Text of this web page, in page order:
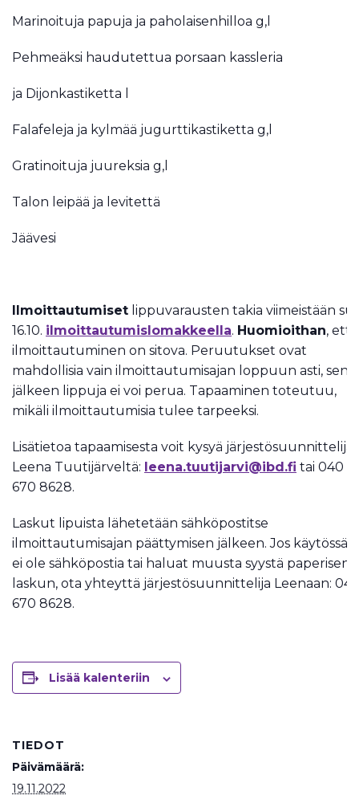
Marinoituja papuja ja paholaisenhilloa g,l
Pehmeäksi haudutettua porsaan kassleria
ja Dijonkastiketta l
Falafeleja ja kylmää jugurttikastiketta g,l
Gratinoituja juureksia g,l
Talon leipää ja levitettä
Jäävesi
Ilmoittautumiset lippuvarausten takia viimeistään su
16.10. ilmoittautumislomakkeella. Huomioithan, että
ilmoittautuminen on sitova. Peruutukset ovat
mahdollisia vain ilmoittautumisajan loppuun asti, sen
jälkeen lippuja ei voi perua. Tapaaminen toteutuu,
mikäli ilmoittautumisia tulee tarpeeksi.
Lisätietoa tapaamisesta voit kysyä järjestösuunnittelija
Leena Tuutijärveltä: leena.tuutijarvi@ibd.fi tai 040
670 8628.
Laskut lipuista lähetetään sähköpostitse
ilmoittautumisajan päättymisen jälkeen. Jos käytössäsi
ei ole sähköpostia tai haluat muusta syystä paperisen
laskun, ota yhteyttä järjestösuunnittelija Leenaan:
670 8628.
Lisää kalenteriin
TIEDOT
Päivämäärä:
19.11.2022